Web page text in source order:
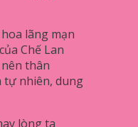
lãng mạn
Chế Lan
thân
tự nhiên, dung
lòng ta